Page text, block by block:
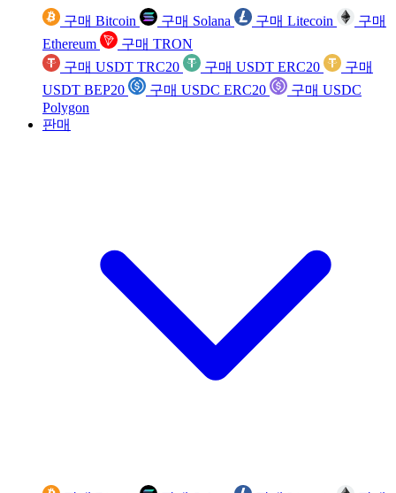
구매 Bitcoin 구매 Solana 구매 Litecoin
구매
Ethereum
구매 TRON
구매 USDT TRC20
구매 USDT ERC20
구매
USDT BEP20
구매 USDC ERC20
구매 USDC
Polygon
판매